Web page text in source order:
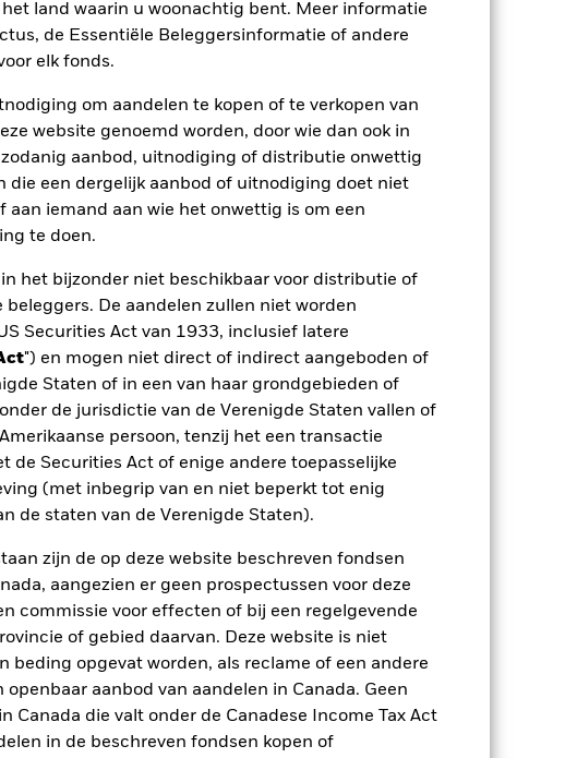
land waarin u woonachtig bent. Meer informatie
de Essentiële Beleggersinformatie of andere
elk fonds.
om aandelen te kopen of te verkopen van
website genoemd worden, door wie dan ook in
aanbod, uitnodiging of distributie onwettig
die een dergelijk aanbod of uitnodiging doet niet
aan iemand aan wie het onwettig is om een
te doen.
het bijzonder niet beschikbaar voor distributie of
beleggers. De aandelen zullen niet worden
Securities Act van 1933, inclusief latere
") en mogen niet direct of indirect aangeboden of
Staten of in een van haar grondgebieden of
de jurisdictie van de Verenigde Staten vallen of
persoon, tenzij het een transactie
de Securities Act of enige andere toepasselijke
(met inbegrip van en niet beperkt tot enig
de staten van de Verenigde Staten).
zijn de op deze website beschreven fondsen
aangezien er geen prospectussen voor deze
commissie voor effecten of bij een regelgevende
of gebied daarvan. Deze website is niet
beding opgevat worden, als reclame of een andere
aanbod van aandelen in Canada. Geen
Canada die valt onder de Canadese Income Tax Act
in de beschreven fondsen kopen of
Doelbenchmark 1 (%)
2023 2024 2025
omstandigheden die niet langer van toepassing zijn.
die in de benchmarkgegevens wordt
2022 2023 2024 2025
Instap-/uitstapvergoedingen worden niet in
verleden. In het verleden behaalde resultaten
Markten kunnen zich in de toekomst heel
het fonds in het verleden werd beheerd
(NIW), waarbij de bruto-inkomsten,
een andere valuta dan die gebruikt in de
een aanzienlijk invloed op de prestaties van
gevoeliger zijn voor veranderingen in deze
de kredietrating kunnen het risiconiveau